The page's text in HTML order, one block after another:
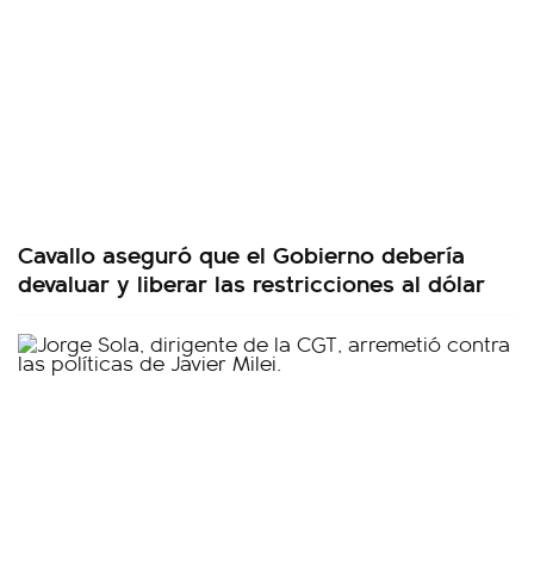
Cavallo aseguró que el Gobierno debería
devaluar y liberar las restricciones al dólar